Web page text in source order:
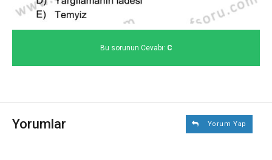
Bu sorunun Cevabı: C
Yorumlar Yorum Yap